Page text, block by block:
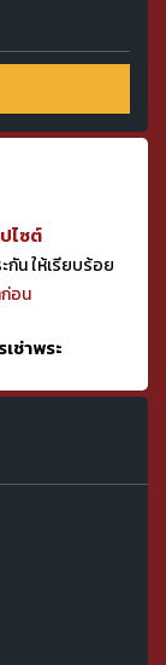
ไซต์
น ให้เรียบร้อย
อน
ช่าพระ